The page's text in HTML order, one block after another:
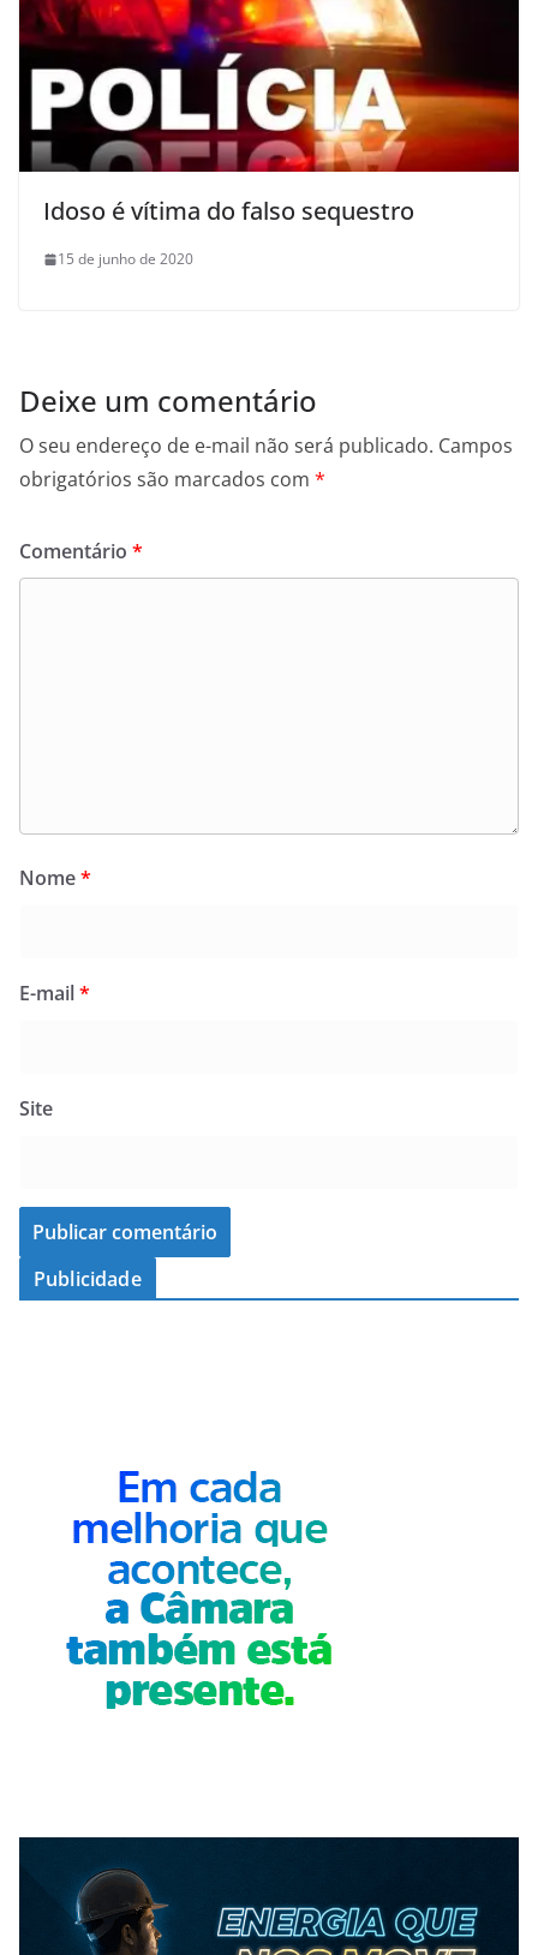
Idoso é vítima do falso sequestro
15 de junho de 2020
Deixe um comentário
O seu endereço de e-mail não será publicado. Campos
obrigatórios são marcados com *
Comentário *
Nome*
E-mail*
Site
Publicidade